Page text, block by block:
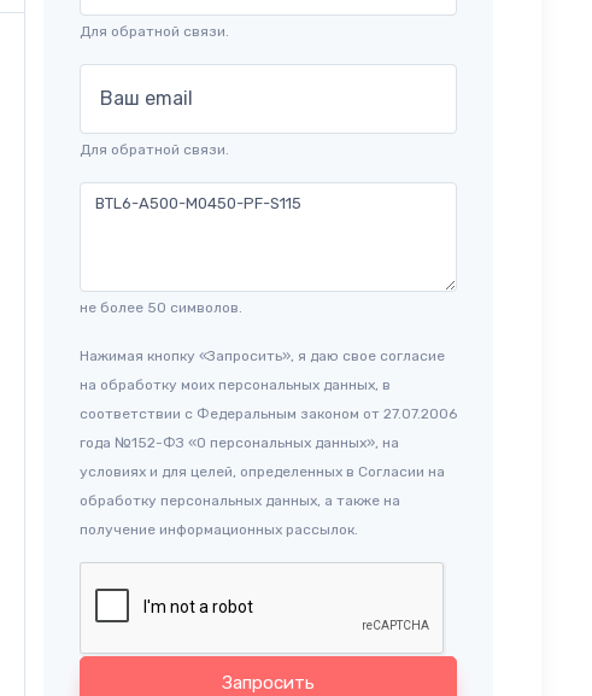
Для обратной связи.
Ваш email
Для обратной связи.
не более 50 символов.
Нажимая кнопку «Запросить», я даю свое согласие
на обработку моих персональных данных, в
соответствии с Федеральным законом от 27.07.2006
года №152-ФЗ «О персональных данных», на
условиях и для целей, определенных в Согласии на
обработку персональных данных, а также на
получение информационных рассылок.
Запросить